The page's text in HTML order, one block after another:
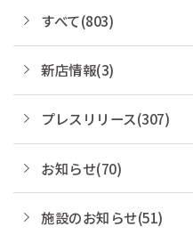
すべて(803)
新店情報(3)
プレスリリース(307)
お知らせ(70)
施設のお知らせ(51)